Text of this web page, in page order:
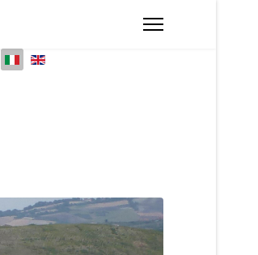
la tua lingua